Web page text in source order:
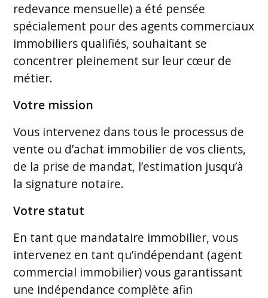
redevance mensuelle) a été pensée
spécialement pour des agents commerciaux
immobiliers qualifiés, souhaitant se
concentrer pleinement sur leur cœur de
métier.
Votre mission
Vous intervenez dans tous le processus de
vente ou d’achat immobilier de vos clients,
de la prise de mandat, l’estimation jusqu’à
la signature notaire.
Votre statut
En tant que mandataire immobilier, vous
intervenez en tant qu’indépendant (agent
commercial immobilier) vous garantissant
une indépendance complète afin